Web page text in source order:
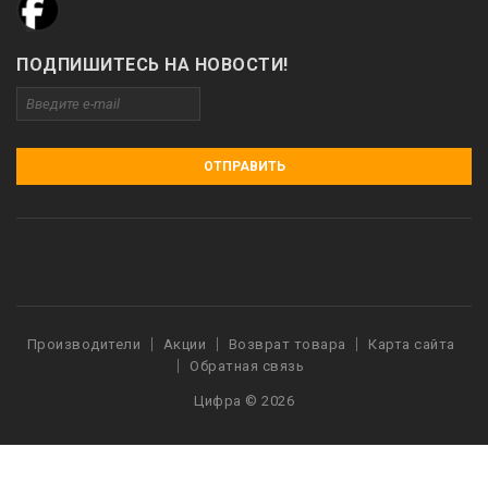
ПОДПИШИТЕСЬ НА НОВОСТИ!
ОТПРАВИТЬ
Производители Акции Возврат товара
Карта сайта
Обратная связь
Цифра © 2026